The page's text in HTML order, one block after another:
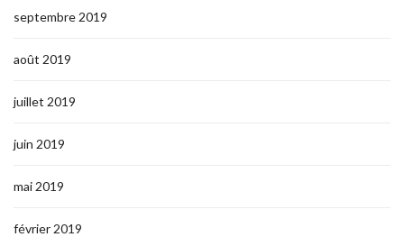
septembre 2019
août 2019
juillet 2019
juin 2019
mai 2019
février 2019